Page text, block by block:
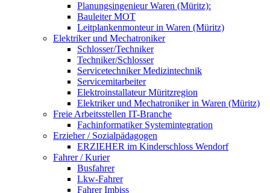
Planungsingenieur Waren (Müritz):
Bauleiter MOT
Leitplankenmonteur in Waren (Müritz)
Elektriker und Mechatroniker
Schlosser/Techniker
Techniker/Schlosser
Servicetechniker Medizintechnik
Servicemitarbeiter
Elektroinstallateur Müritzregion
Elektriker und Mechatroniker in Waren (Müritz)
Freie Arbeitsstellen IT-Branche
Fachinformatiker Systemintegration
Erzieher / Sozialpädagogen
ERZIEHER im Kinderschloss Wendorf
Fahrer / Kurier
Busfahrer
Lkw-Fahrer
Fahrer Imbiss